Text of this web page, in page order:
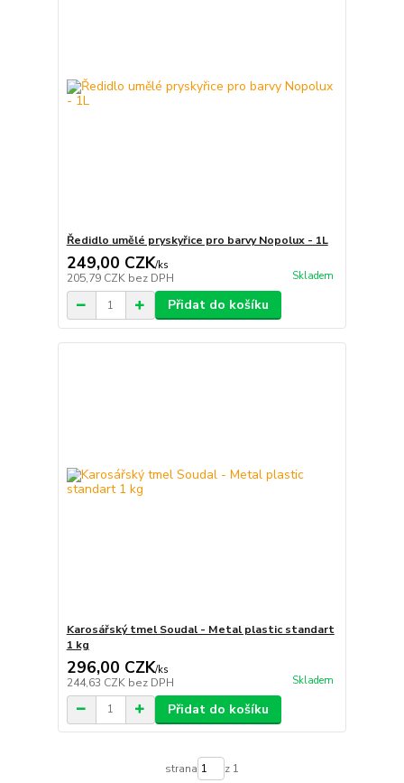
Ředidlo umělé pryskyřice pro barvy Nopolux - 1L
249,00 CZK/ks
205,79 CZK bez DPH Skladem
Přidat do košíku
Karosářský tmel Soudal - Metal plastic standart
1 kg
296,00 CZK/ks
244,63 CZK bez DPH Skladem
Přidat do košíku
strana z 1